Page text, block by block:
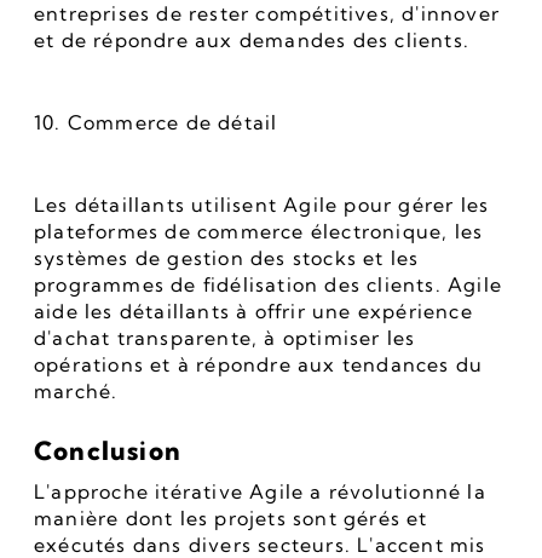
entreprises de rester compétitives, d'innover
et de répondre aux demandes des clients.
10. Commerce de détail
Les détaillants utilisent Agile pour gérer les
plateformes de commerce électronique, les
systèmes de gestion des stocks et les
programmes de fidélisation des clients. Agile
aide les détaillants à offrir une expérience
d'achat transparente, à optimiser les
opérations et à répondre aux tendances du
marché.
Conclusion
L'approche itérative Agile a révolutionné la
manière dont les projets sont gérés et
exécutés dans divers secteurs. L'accent mis